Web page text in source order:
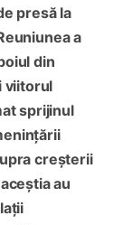
presă la
a
din
viitorul
sprijinul
creșterii
au